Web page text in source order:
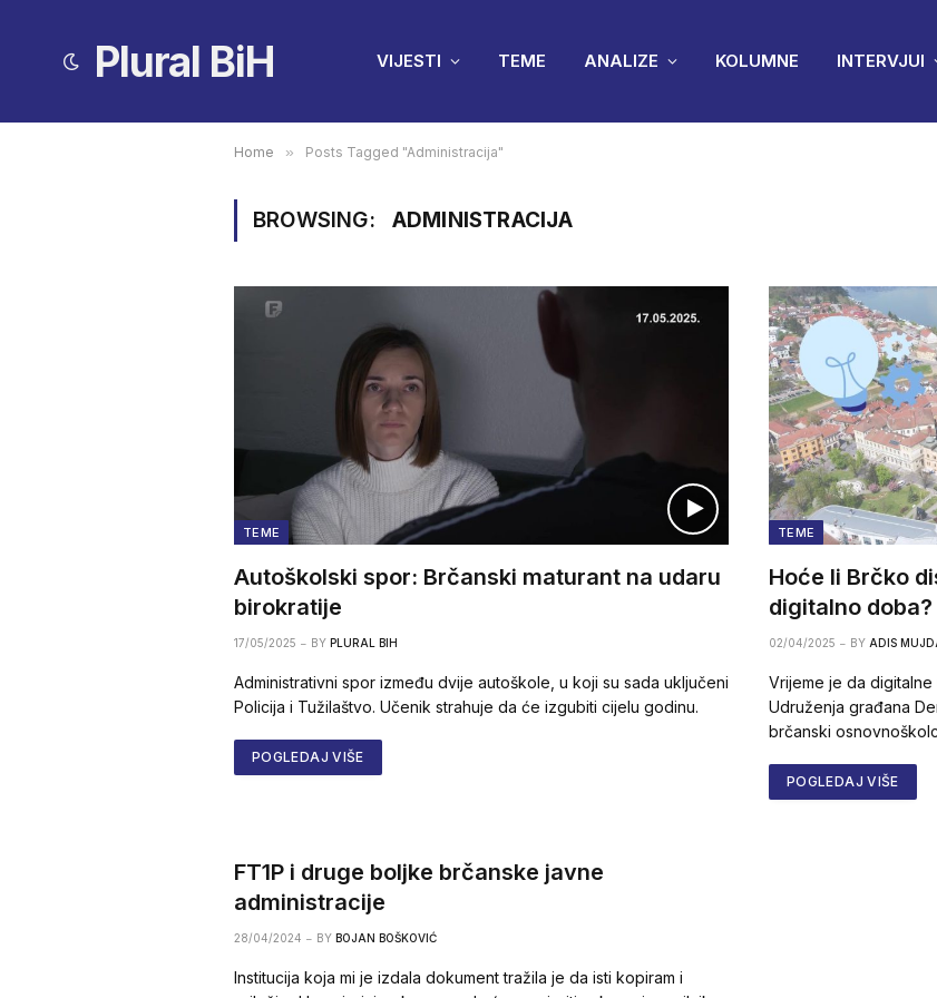
Plural BiH VIJESTI TEME ANALIZE KOLUMNE INTERVJUI
Home » Posts Tagged "Administracija"
BROWSING: ADMINISTRACIJA
TEME
Autoškolski spor: Brčanski maturant na udaru
birokratije
17/05/2025 BY PLURAL BIH
Administrativni spor između dvije autoškole, u koji su sada uključeni
Policija i Tužilaštvo. Učenik strahuje da će izgubiti cijelu godinu.
POGLEDAJ VIŠE
TEME
Hoće li Brčko
digitalno doba?
02/04/2025 BY ADIS
Vrijeme je da
Udruženja građana
brčanski
POGLEDAJ VIŠE
FT1P i druge boljke brčanske javne
administracije
28/04/2024 BY BOJAN BOŠKOVIĆ
Institucija koja mi je izdala dokument tražila je da isti kopiram i